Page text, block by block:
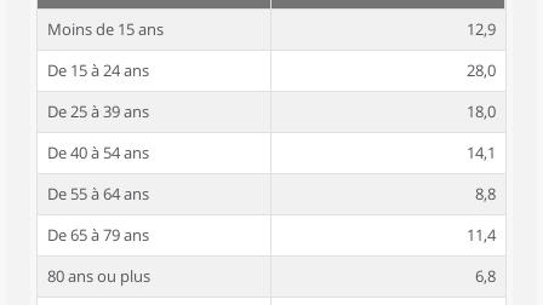
Moins de 15 ans
12,9
De 15 à 24 ans
28,0
De 25 à 39 ans
18,0
De 40 à 54 ans
14,1
De 55 à 64 ans
8,8
De 65 à 79 ans
11,4
80 ans ou plus
6,8